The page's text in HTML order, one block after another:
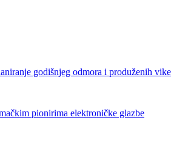
godišnjeg odmora i produženih
pionirima elektroničke glazbe